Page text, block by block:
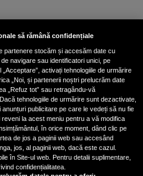
solistul trupei
şi-a arătat talentul
la un concurs în Franţa
acuzată de agresiune
manager: Detalii șocante
le-a lăudat pe...
să rămână confidențiale
partenere stocăm și accesăm date cu
navigare sau identificatori unici, pe
activați tehnologiile de urmărire
„Noi, și partenerii noștri prelucrăm date
„Refuz tot” sau retragându-vă
tehnologiile de urmărire sunt dezactivate,
publicitare pe care le vedeți să nu fie
la acest meniu pentru a vă modifica
în orice moment, dând clic pe
de jos a paginii web sau accesând
jos, al paginii web, dacă este cazul.
în Site-ul web. Pentru detalii suplimentare,
confidențialitatea.